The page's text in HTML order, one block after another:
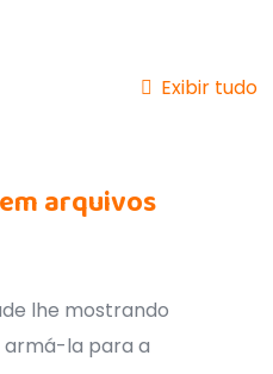
Exibir tudo
arquivos
lhe mostrando
armá-la para a